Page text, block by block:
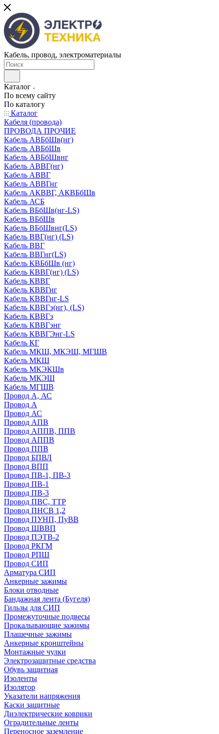
Кабель, провод, электроматериалы
Каталог
По всему сайту
По каталогу
Каталог
Кабеля (провода)
ПРОВОДА ПРОЧИЕ
Кабель АВБбШв(нг)
Кабель АВБбШв
Кабель АВБбШвнг
Кабель АВВГ(нг)
Кабель АВВГ
Кабель АВВГнг
Кабель АКВВГ, АКВБбШв
Кабель АСБ
Кабель ВБбШв(нг-LS)
Кабель ВБбШв
Кабель ВБбШвнг(LS)
Кабель ВВГ(нг) (LS)
Кабель ВВГ
Кабель ВВГнг(LS)
Кабель КВБбШв (нг)
Кабель КВВГ(нг) (LS)
Кабель КВВГ
Кабель КВВГнг
Кабель КВВГнг-LS
Кабель КВВГэ(нг), (LS)
Кабель КВВГэ
Кабель КВВГэнг
Кабель КВВГЭнг-LS
Кабель КГ
Кабель МКШ, МКЭШ, МГШВ
Кабель МКШ
Кабель МКЭКШв
Кабель МКЭШ
Кабель МГШВ
Провод А, АС
Провод А
Провод АС
Провод АПВ
Провод АППВ, ППВ
Провод АППВ
Провод ППВ
Провод БПВЛ
Провод ВПП
Провод ПВ-1, ПВ-3
Провод ПВ-1
Провод ПВ-3
Провод ПВС, ТТР
Провод ПНСВ 1,2
Провод ПУНП, ПуВВ
Провод ШВВП
Провод ПЭТВ-2
Провод РКГМ
Провод РПШ
Провод СИП
Арматура СИП
Анкерные зажимы
Блоки отводные
Бандажная лента (Бугеля)
Гильзы для СИП
Промежуточные подвесы
Прокалывающие зажимы
Плашечные зажимы
Анкерные кронштейны
Монтажные чулки
Электрозащитные средства
Обувь защитная
Изоленты
Изолятор
Указатели напряжения
Каски защитные
Диэлектрические коврики
Оградительные ленты
Переносное заземление